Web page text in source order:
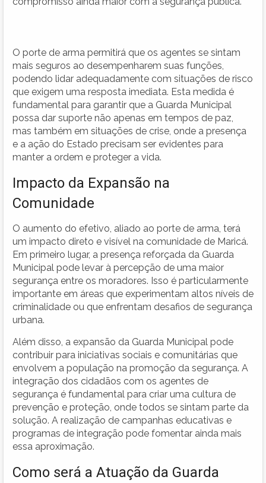
O porte de arma permitirá que os agentes se sintam
mais seguros ao desempenharem suas funções,
podendo lidar adequadamente com situações de risco
que exigem uma resposta imediata. Esta medida é
fundamental para garantir que a Guarda Municipal
possa dar suporte não apenas em tempos de paz,
mas também em situações de crise, onde a presença
e a ação do Estado precisam ser evidentes para
manter a ordem e proteger a vida.
Impacto da Expansão na
Comunidade
O aumento do efetivo, aliado ao porte de arma, terá
um impacto direto e visível na comunidade de Maricá.
Em primeiro lugar, a presença reforçada da Guarda
Municipal pode levar à percepção de uma maior
segurança entre os moradores. Isso é particularmente
importante em áreas que experimentam altos níveis de
criminalidade ou que enfrentam desafios de segurança
urbana.
Além disso, a expansão da Guarda Municipal pode
contribuir para iniciativas sociais e comunitárias que
envolvem a população na promoção da segurança. A
integração dos cidadãos com os agentes de
segurança é fundamental para criar uma cultura de
prevenção e proteção, onde todos se sintam parte da
solução. A realização de campanhas educativas e
programas de integração pode fomentar ainda mais
essa aproximação.
Como será a Atuação da Guarda